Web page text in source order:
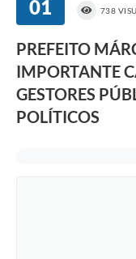
01 738
PREFEITO
IMPORTANTE
GESTORES
POLÍTICOS